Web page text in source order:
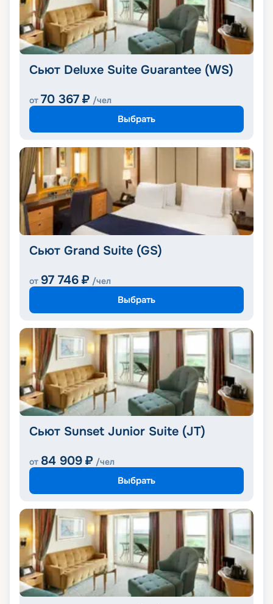
Сьют Deluxe Suite Guarantee (WS)
от 70 367 ₽ /чел
Выбрать
Сьют Grand Suite (GS)
от 97 746 ₽ /чел
Выбрать
Сьют Sunset Junior Suite (JT)
от 84 909 ₽ /чел
Выбрать